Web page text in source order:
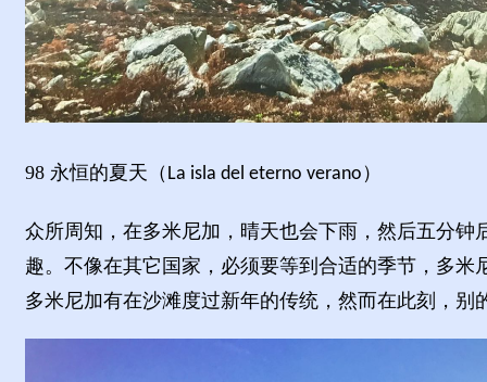
98 永恒的夏天（ La isla del eterno verano ）
众所周知，在多米尼加，晴天也会下雨，然后五分
趣。不像在其它国家，必须要等到合适的季节，多
多米尼加有在沙滩度过新年的传统，然而在此刻，